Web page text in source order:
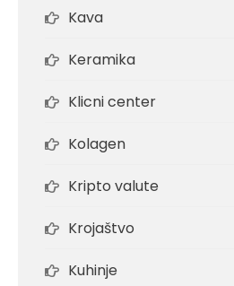
Kava
Keramika
Klicni center
Kolagen
Kripto valute
Krojaštvo
Kuhinje